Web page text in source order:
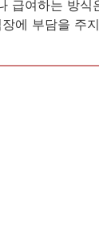
급여하는 방식
에 부담을 주